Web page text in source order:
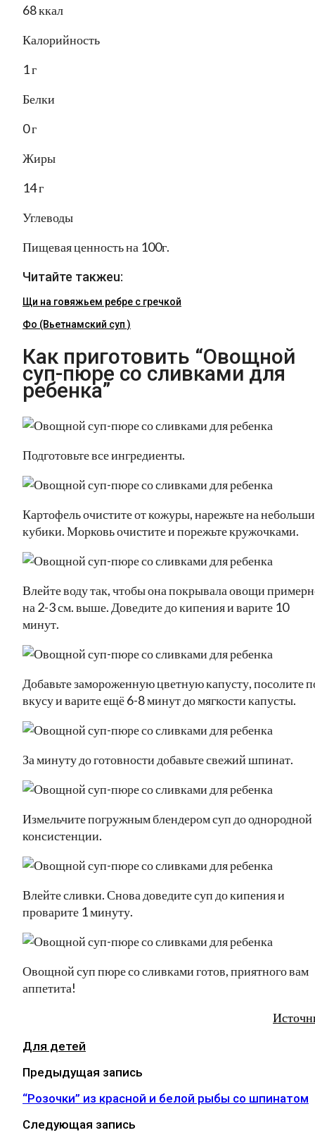
68 ккал
Калорийность
1 г
Белки
0 г
Жиры
14 г
Углеводы
Пищевая ценность на 100г.
Читайте такжеu:
Щи на говяжьем ребре с гречкой
Фо (Вьетнамский суп )
Как приготовить “Овощной
суп-пюре со сливками для
ребенка”
Подготовьте все ингредиенты.
Картофель очистите от кожуры, нарежьте на
кубики. Морковь очистите и порежьте кружочками.
Влейте воду так, чтобы она покрывала овощи
на 2-3 см. выше. Доведите до кипения и варите 10
минут.
Добавьте замороженную цветную капусту, посолите
вкусу и варите ещё 6-8 минут до мягкости капусты.
За минуту до готовности добавьте свежий шпинат.
Измельчите погружным блендером суп до однородной
консистенции.
Влейте сливки. Снова доведите суп до кипения и
проварите 1 минуту.
Овощной суп пюре со сливками готов, приятного вам
аппетита!
Для детей
Предыдущая запись
“Розочки” из красной и белой рыбы со шпинатом
Следующая запись